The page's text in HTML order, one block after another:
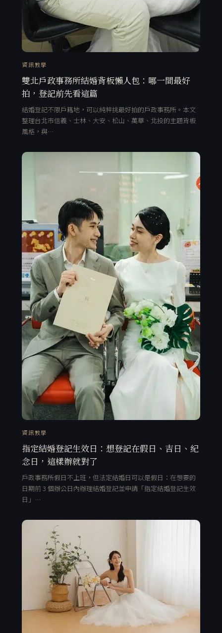
資訊教學
雙北戶政事務所結婚背板懶人包：哪一間最好
拍，登記前先看這篇
結婚登記不限戶籍地，可以純粹挑最好拍的戶政事務所。本文
整理台北市信義、士林、大安、松山、萬華、北投的主題背板
風格，與…
資訊教學
指定結婚登記生效日：想登記在假日、吉日、紀
念日，這樣辦就對了
戶政事務所假日不上班，但法定結婚日可以是假日：在想要的
日期前 3 個辦公日內辦理結婚登記並申請「指定結婚登記生效
日」…